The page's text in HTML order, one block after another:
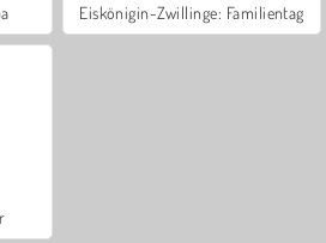
Eiskönigin-Zwillinge: Familientag